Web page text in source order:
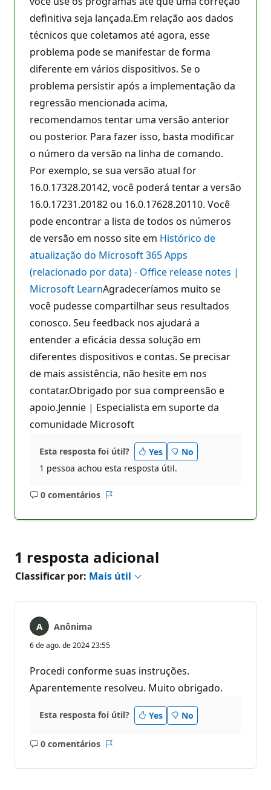
definitiva seja lançada.Em relação aos dados
técnicos que coletamos até agora, esse
problema pode se manifestar de forma
diferente em vários dispositivos. Se o
problema persistir após a implementação da
regressão mencionada acima,
recomendamos tentar uma versão anterior
ou posterior. Para fazer isso, basta modificar
o número da versão na linha de comando.
Por exemplo, se sua versão atual for
16.0.17328.20142, você poderá tentar a versão
16.0.17231.20182 ou 16.0.17628.20110. Você
pode encontrar a lista de todos os números
de versão em nosso site em Histórico de
atualização do Microsoft 365 Apps
(relacionado por data) - Office release notes |
Microsoft LearnAgradeceríamos muito se
você pudesse compartilhar seus resultados
conosco. Seu feedback nos ajudará a
entender a eficácia dessa solução em
diferentes dispositivos e contas. Se precisar
de mais assistência, não hesite em nos
contatar.Obrigado por sua compreensão e
apoio.Jennie | Especialista em suporte da
comunidade Microsoft
Esta resposta foi útil? Yes
No
1 pessoa achou esta resposta útil.
0 comentários
Sem
1 resposta adicional
Classificar por: Mais útil
Anônima
6 de ago. de 2024 23:55
Procedi conforme suas instruções.
Aparentemente resolveu. Muito obrigado.
Esta resposta foi útil? Yes No
0 comentários
Sem